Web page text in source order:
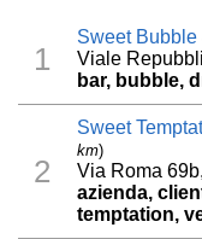
1
Sweet Bubble
Viale
bar, bubble,
2
Sweet
km)
Via Roma
azienda,
temptation,